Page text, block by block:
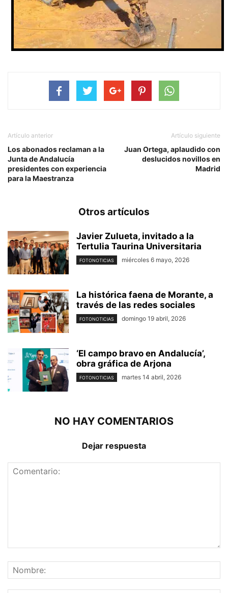
Artículo anterior
Los abonados reclaman a la
Junta de Andalucía
presidentes con experiencia
para la Maestranza
Artículo siguiente
Juan Ortega, aplaudido con
deslucidos novillos en
Madrid
Otros artículos
Javier Zulueta, invitado a la
Tertulia Taurina Universitaria
FOTONOTICIAS miércoles 6 mayo, 2026
La histórica faena de Morante, a
través de las redes sociales
FOTONOTICIAS domingo 19 abril, 2026
‘El campo bravo en Andalucía’,
obra gráfica de Arjona
FOTONOTICIAS martes 14 abril, 2026
NO HAY COMENTARIOS
Dejar respuesta